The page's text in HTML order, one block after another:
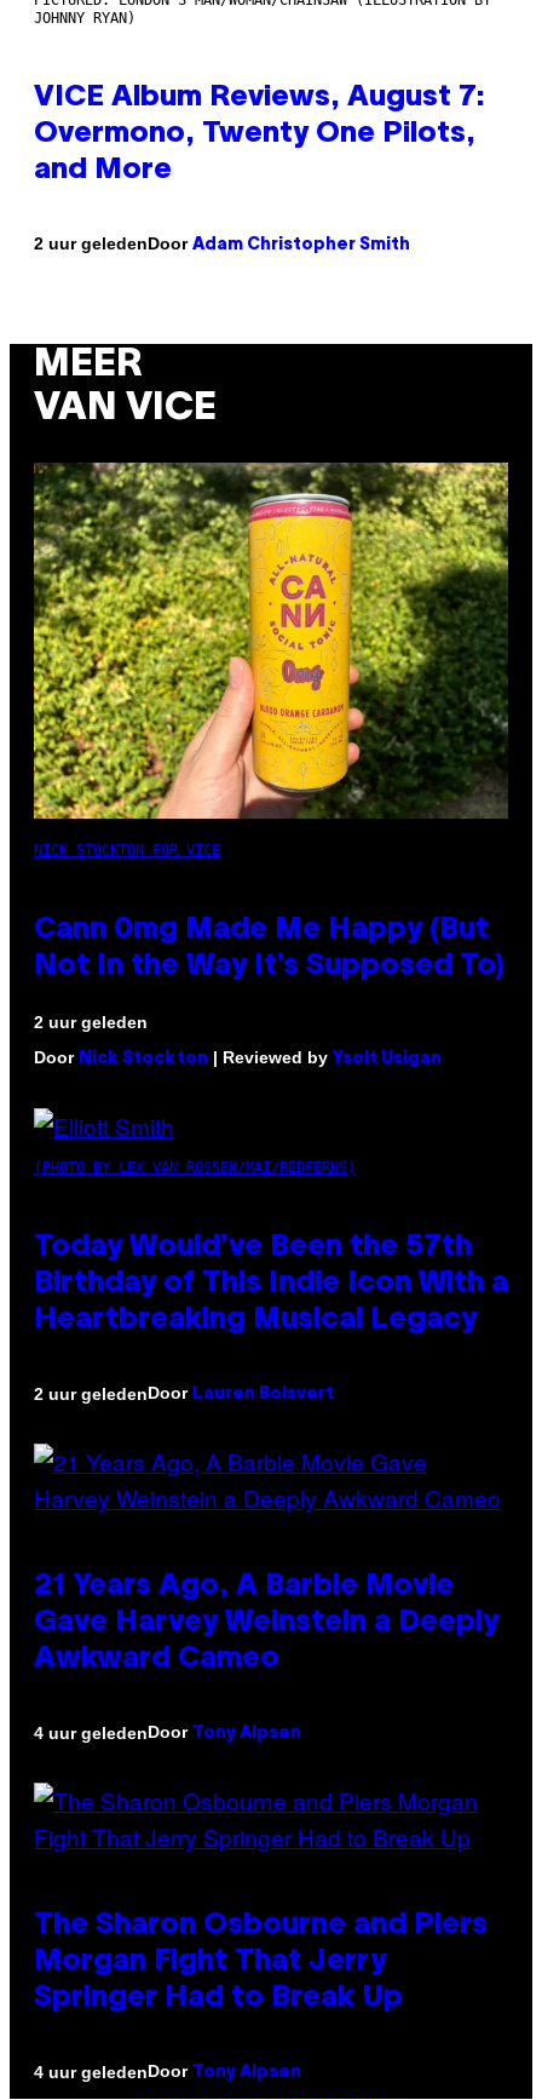
JOHNNY RYAN)
VICE Album Reviews, August 7:
Overmono, Twenty One Pilots,
and More
2 uur geledenDoor Adam Christopher Smith
MEER
VAN VICE
NICK STOCKTON FOR VICE
Cann 0mg Made Me Happy (But
Not In the Way It’s Supposed To)
2 uur geleden
Door Nick Stockton | Reviewed by Ysolt Usigan
(PHOTO BY LEX VAN ROSSEN/MAI/REDFERNS)
Today Would’ve Been the 57th
Birthday of This Indie Icon With a
Heartbreaking Musical Legacy
2 uur geledenDoor Lauren Boisvert
21 Years Ago, A Barbie Movie
Gave Harvey Weinstein a Deeply
Awkward Cameo
4 uur geledenDoor Tony Alpsen
The Sharon Osbourne and Piers
Morgan Fight That Jerry
Springer Had to Break Up
4 uur geledenDoor Tony Alpsen